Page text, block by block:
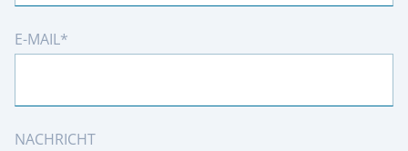
E-MAIL
NACHRICHT